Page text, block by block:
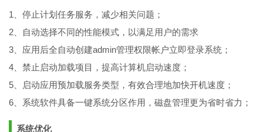
1、停止计划任务服务，减少相关问题；
2、自动选择不同的性能模式，以满足用户的需求
3、应用后全自动创建admin管理权限帐户立即登录系统；
4、禁止启动加载项目，提高计算机启动速度；
5、启动应用预加载服务类型，有效合理地加快开机速度；
6、系统软件具备一键系统分区作用，磁盘管理更为省时省力；
系统优化